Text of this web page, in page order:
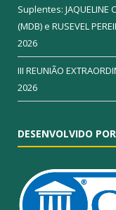
Suplentes: JAQUELINE
(MDB) e RUSEVEL
2026
III REUNIÃO
2026
DESENVOLVIDO